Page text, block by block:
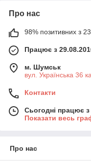
Про нас
98% позитивних з
Працює з
м. Шумськ
вул. Українська 36
Контакти
Сьогодні працює
Показати весь
Про нас